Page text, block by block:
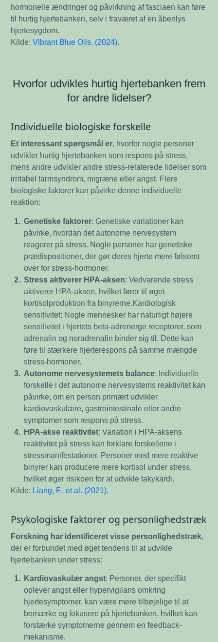
hormonelle ændringer og påvirkning af fasciaen kan føre
til hurtig hjertebanken, selv i fraværet af en åbenlys
hjertesygdom.
Kilde:Vibrant Blue Oils. (2024)
Hvorfor udvikles hurtig hjertebanken frem
for andre lidelser?
Individuelle biologiske forskelle
Et interessant spørgsmål er, hvorfor nogle personer
udvikler hurtig hjertebanken som respons på stress,
mens andre udvikler andre stress-relaterede lidelser som
irritabel tarmsyndrom, migræne eller angst. Flere
biologiske faktorer kan påvirke denne individuelle
reaktion:
1. Genetiske faktorer: Genetiske variationer kan
påvirke, hvordan det autonome nervesystem
reagerer på stress. Nogle personer har genetiske
prædispositioner, der gør deres hjerte mere følsomt
over for stress-hormoner.
2.
Stress aktiverer HPA-aksen: Vedvarende stress
aktiverer HPA-aksen, hvilket fører til øget
kortisolproduktion fra binyrerne.Kardiologisk
sensitivitet: Nogle mennesker har naturligt højere
sensitivitet i hjertets beta-adrenerge receptorer, som
adrenalin og noradrenalin binder sig til. Dette kan
føre til stærkere hjerterespons på samme mængde
stress-hormoner.
3.
Autonome nervesystemets balance: Individuelle
forskelle i det autonome nervesystems reaktivitet kan
påvirke, om en person primært udvikler
kardiovaskulære, gastrointestinale eller andre
symptomer som respons på stress.
4.
HPA-akse reaktivitet: Variation i HPA-aksens
reaktivitet på stress kan forklare forskellene i
stressmanifestationer. Personer med mere reaktive
binyrer kan producere mere kortisol under stress,
hvilket øger risikoen for at udvikle takykardi.
Kilde: Liang, F., et al. (2021)
Psykologiske faktorer og personlighedstræk
Forskning har identificeret visse personlighedstræk
der er forbundet med øget tendens til at udvikle
hjertebanken under stress:
1. Kardiovaskulær angst: Personer, der specifikt
oplever angst eller hypervigilans omkring
hjertesymptomer, kan være mere tilbøjelige til at
bemærke og fokusere på hjertebanken, hvilket kan
forstærke symptomerne gennem en feedback-
mekanisme.